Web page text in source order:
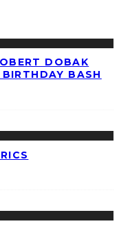
DOBAK
BASH